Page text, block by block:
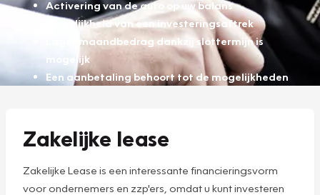
Activering van de auto op uw balans
Mogelijkheid van een investeringsaftrek
Lager maandbedrag dankzij slottermijn is
mogelijk
Een aanbetaling behoort tot de mogelijkheden
Zakelijke lease
Zakelijke Lease is een interessante financieringsvorm
voor ondernemers en zzp'ers, omdat u kunt investeren